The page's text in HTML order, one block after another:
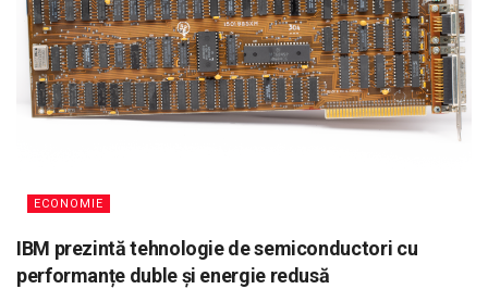
ECONOMIE
IBM prezintă tehnologie de semiconductori cu
performanțe duble și energie redusă